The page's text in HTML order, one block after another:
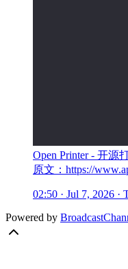
Open Printer - 开
原文：https://
02:50 · Jul 7, 2026 ·
Powered by